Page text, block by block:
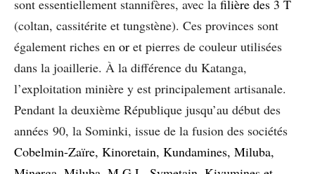
sont essentiellement stannifères, avec la filière des 3 T
(coltan, cassitérite et tungstène). Ces provinces sont
également riches en or et pierres de couleur utilisées
dans la joaillerie. À la différence du Katanga,
l’exploitation minière y est principalement artisanale.
Pendant la deuxième République jusqu’au début des
années 90, la Sominki, issue de la fusion des sociétés
Cobelmin-Zaïre, Kinoretain, Kundamines, Miluba,